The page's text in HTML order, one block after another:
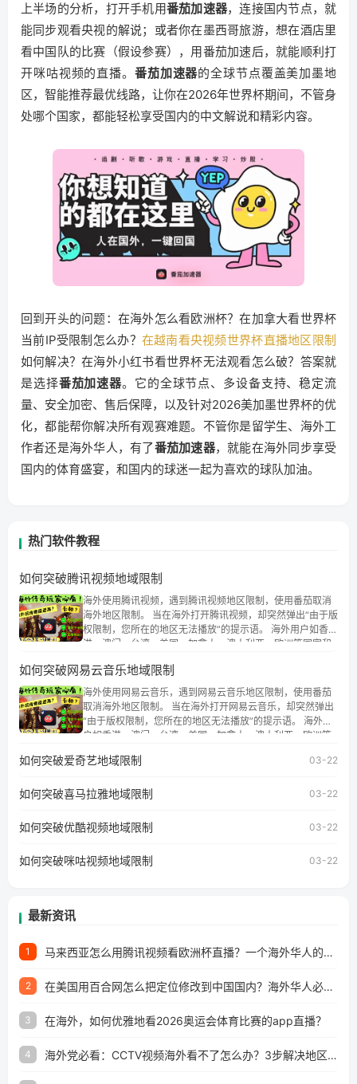
上半场的分析，打开手机用番茄加速器，连接国内节点，就
能同步观看央视的解说；或者你在墨西哥旅游，想在酒店里
看中国队的比赛（假设参赛），用番茄加速后，就能顺利打
开咪咕视频的直播。 番茄加速器的全球节点覆盖美加墨地
区，智能推荐最优线路，让你在2026年世界杯期间，不管身
处哪个国家，都能轻松享受国内的中文解说和精彩内容。
回到开头的问题：在海外怎么看欧洲杯？在加拿大看世界杯
当前IP受限制怎么办？ 在越南看央视频世界杯直播地区限制
如何解决？在海外小红书看世界杯无法观看怎么破？答案就
是选择番茄加速器。它的全球节点、多设备支持、稳定流
量、安全加密、售后保障，以及针对2026美加墨世界杯的优
化，都能帮你解决所有观赛难题。不管你是留学生、海外工
作者还是海外华人，有了番茄加速器，就能在海外同步享受
国内的体育盛宴，和国内的球迷一起为喜欢的球队加油。
热门软件教程
如何突破腾讯视频地域限制
海外使用腾讯视频，遇到腾讯视频地区限制，使用番茄取消
海外地区限制。 当在海外打开腾讯视频，却突然弹出“由于版
权限制，您所在的地区无法播放”的提示语。 海外用户如香
港、澳门、台湾、美国、加拿大、澳大利亚、欧洲等国家和
权限制问题，且仅能在中国大陆地区播放。 遇到这个问题的
朋友们，使用番茄回国加速器，即可解决「海外用户收听腾
讯视频地区版权限制」的问题，无论人在香港、澳门、台
湾、美国、加拿大、澳大利亚、欧洲等国家和地区工作、留
学、定居等，都可以使用，不再因地区和版权限制所困扰。
如何突破网易云音乐地域限制
海外使用网易云音乐，遇到网易云音乐地区限制，使用番茄
取消海外地区限制。 当在海外打开网易云音乐，却突然弹出
“由于版权限制，您所在的地区无法播放”的提示语。 海外用
户如香港、澳门、台湾、美国、加拿大、澳大利亚、欧洲等
地区及版权限制问题，且仅能在中国大陆地区播放。 遇到这
户收听网易云音乐地区版权限制」的问题，无论人在香港、
工作、留学、定居等，都可以使用，不再因地区和版权限制
所困扰。
如何突破爱奇艺地域限制 03-22
如何突破喜马拉雅地域限制 03-22
如何突破优酷视频地域限制 03-22
如何突破咪咕视频地域限制 03-22
最新资讯
1 马来西亚怎么用腾讯视频看欧洲杯直播？一个海外华人的真实困扰与破解
2 在美国用百合网怎么把定位修改到中国国内？海外华人必备的回国加速指南
3 在海外，如何优雅地看2026奥运会体育比赛的app直播？
4 海外党必看：CCTV视频海外看不了怎么办？3步解决地区限制+追剧自由